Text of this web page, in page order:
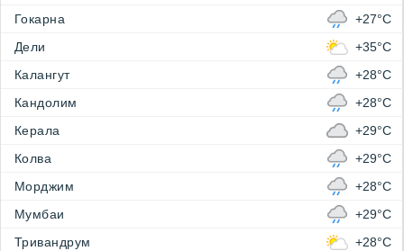
Гокарна
+27°C
Дели
+35°C
Калангут
+28°C
Кандолим
+28°C
Керала
+29°C
Колва
+29°C
Морджим
+28°C
Мумбаи
+29°C
Тривандрум
+28°C